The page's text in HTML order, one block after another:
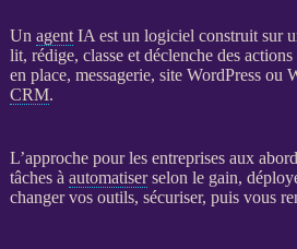
Un agent IA est un logiciel construit sur
lit, rédige, classe et déclenche des
en place, messagerie, site WordPressou
CRM.
L’approche pour les entreprises aux
tâches à automatiserselon le gain,
changer vos outils, sécuriser, puis vous